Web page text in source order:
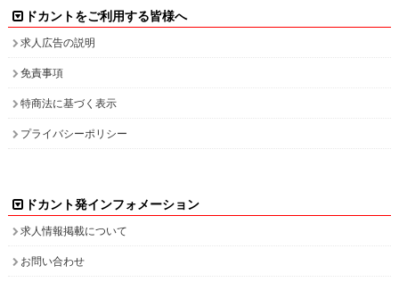
ドカントをご利用する皆様へ
求人広告の説明
免責事項
特商法に基づく表示
プライバシーポリシー
ドカント発インフォメーション
求人情報掲載について
お問い合わせ